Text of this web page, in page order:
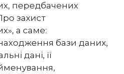
передбачених
захист
а саме:
бази даних,
дані, її